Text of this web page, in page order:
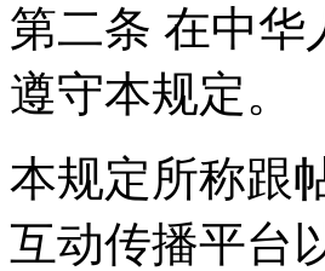
第二条 在中华
遵守本规定。
本规定所称跟
互动传播平台